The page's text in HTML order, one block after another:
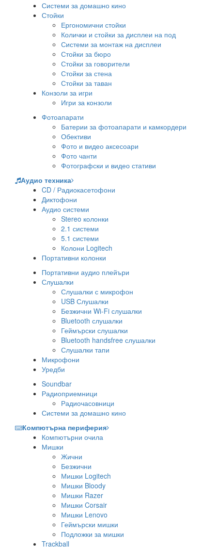
Системи за домашно кино
Стойки
Ергономични стойки
Колички и стойки за дисплеи на под
Системи за монтаж на дисплеи
Стойки за бюро
Стойки за говорители
Стойки за стена
Стойки за таван
Конзоли за игри
Игри за конзоли
Фотоапарати
Батерии за фотоапарати и камкордери
Обективи
Фото и видео аксесоари
Фото чанти
Фотографски и видео стативи
Аудио техника
CD / Радиокасетофони
Диктофони
Аудио системи
Stereo колонки
2.1 системи
5.1 системи
Колони Logitech
Портативни колонки
Портативни аудио плейъри
Слушалки
Слушалки с микрофон
USB Слушалки
Безжични Wi-Fi слушалки
Bluetooth слушалки
Геймърски слушалки
Bluetooth handsfree слушалки
Слушалки тапи
Микрофони
Уредби
Soundbar
Радиоприемници
Радиочасовници
Системи за домашно кино
Компютърна периферия
Компютърни очила
Мишки
Жични
Безжични
Мишки Logitech
Мишки Bloody
Мишки Razer
Мишки Corsair
Мишки Lenovo
Геймърски мишки
Подложки за мишки
Trackball